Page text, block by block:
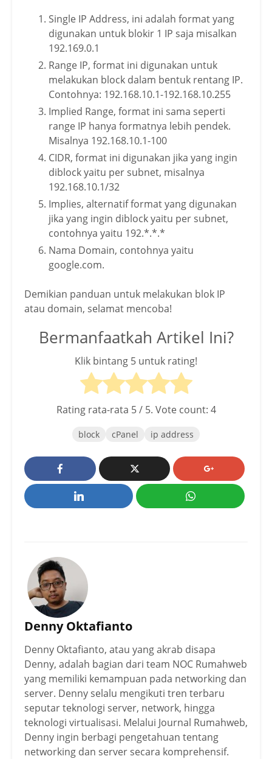
Single IP Address, ini adalah format yang
digunakan untuk blokir 1 IP saja misalkan
192.169.0.1
Range IP, format ini digunakan untuk
melakukan block dalam bentuk rentang IP.
Contohnya: 192.168.10.1-192.168.10.255
Implied Range, format ini sama seperti
range IP hanya formatnya lebih pendek.
Misalnya 192.168.10.1-100
CIDR, format ini digunakan jika yang ingin
diblock yaitu per subnet, misalnya
192.168.10.1/32
Implies, alternatif format yang digunakan
jika yang ingin diblock yaitu per subnet,
contohnya yaitu 192.*.*.*
Nama Domain, contohnya yaitu
google.com.
Demikian panduan untuk melakukan blok IP
atau domain, selamat mencoba!
Bermanfaatkah Artikel Ini?
Klik bintang 5 untuk rating!
Rating rata-rata 5/ 5. Vote count: 4
block cPanel ip address
Denny Oktafianto
Denny Oktafianto, atau yang akrab disapa
Denny, adalah bagian dari team NOC Rumahweb
yang memiliki kemampuan pada networking dan
server. Denny selalu mengikuti tren terbaru
seputar teknologi server, network, hingga
teknologi virtualisasi. Melalui Journal Rumahweb,
Denny ingin berbagi pengetahuan tentang
networking dan server secara komprehensif.